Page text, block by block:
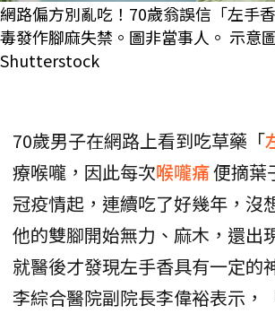
網路偏方別亂吃！70歲翁誤信「左手
毒發作腳麻失禁。圖非當事人。 示意
Shutterstock
70歲男子在網路上看到吃草藥「
療喉嚨，因此每次喉嚨痛便摘葉
冠疫情起，連續吃了好幾年，沒
他的雙腳開始無力、麻木，還出
就醫後才發現左手香具有一定的
李綜合醫院副院長李偉裕表示，